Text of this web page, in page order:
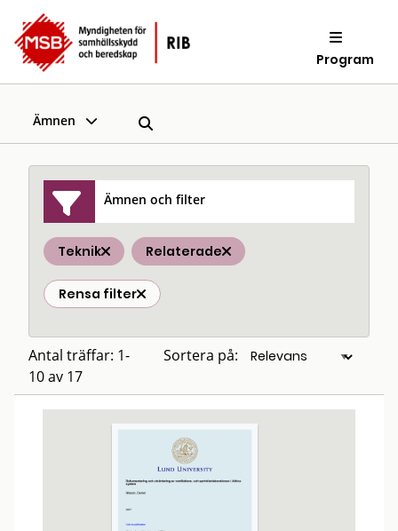
Program
Ämnen
Ämnen och filter
Teknik Relaterade
Rensa filter
Antal träffar: 1-
10 av 17
Sortera på: